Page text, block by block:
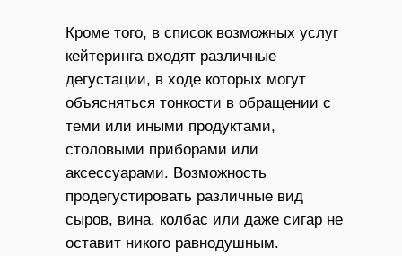
Кроме того, в список возможных услуг
кейтеринга входят различные
дегустации, в ходе которых могут
объясняться тонкости в обращении с
теми или иными продуктами,
столовыми приборами или
аксессуарами. Возможность
продегустировать различные вид
сыров, вина, колбас или даже сигар не
оставит никого равнодушным.